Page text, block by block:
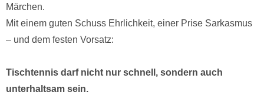
Märchen.
Mit einem guten Schuss Ehrlichkeit, einer Prise Sarkasmus
– und dem festen Vorsatz:
Tischtennis darf nicht nur schnell, sondern auch
unterhaltsam sein.